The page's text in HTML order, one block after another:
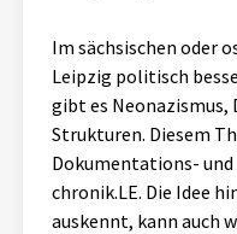
Leipziger Zustände
Schlaglichter
Phänomene
Im sächsischen oder
Leipzig politisch
gibt es
Strukturen. Diesem
Dokumentations-
chronik.LE. Die Idee
auskennt, kann auch